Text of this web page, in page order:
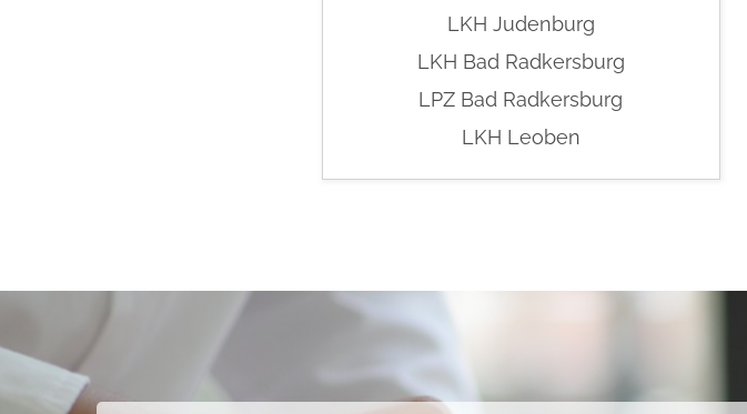
LKH Judenburg
LKH Bad Radkersburg
LPZ Bad Radkersburg
LKH Leoben